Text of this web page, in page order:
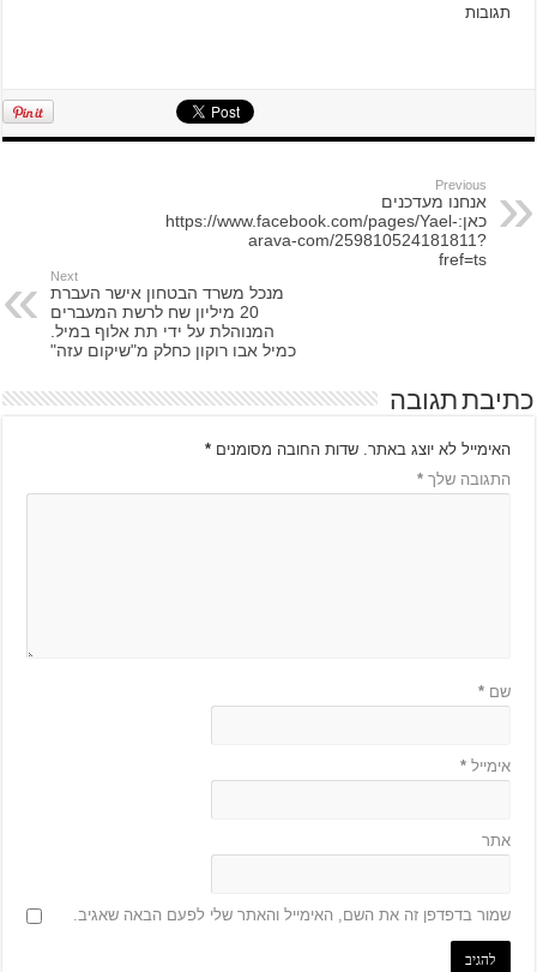
תגובות
Previous
אנחנו מעדכנים
כאן:https://www.facebook.com/pages/Yael-
arava-com/259810524181811?
fref=ts
Next
מנכל משרד הבטחון אישר העברת
20 מיליון שח לרשת המעברים
המנוהלת על ידי תת אלוף במיל.
כמיל אבו רוקון כחלק מ"שיקום עזה"
כתיבת תגובה
האימייל לא יוצג באתר. שדות החובה מסומנים*
התגובה שלך*
שם*
אימייל*
אתר
שמור בדפדפן זה את השם, האימייל והאתר שלי לפעם הבאה שאגיב.